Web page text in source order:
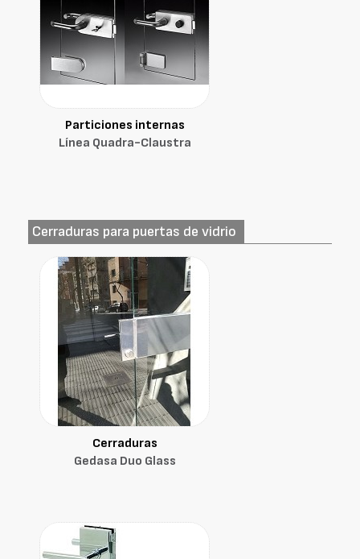
Particiones internas
Línea Quadra-Claustra
Cerraduras para puertas de vidrio
Cerraduras
Gedasa Duo Glass